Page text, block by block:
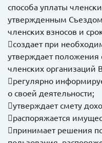
способа уплаты
утвержденным
членских взносов и
создает при
утверждает положения
членских организаций
регулярно
о своей деятельности;
утверждает смету
распоряжается
принимает решения